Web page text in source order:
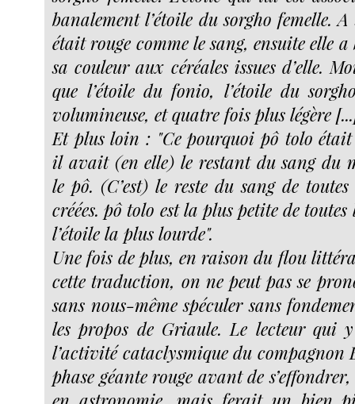
banalement l’étoile du sorgho femelle.
était rouge comme le sang, ensuite elle
sa couleur aux céréales issues d’elle.
que l’étoile du fonio, l’étoile du
volumineuse, et quatre fois plus légère
Et plus loin : "Ce pourquoi pô tolo était
il avait (en elle) le restant du sang du
le pô. (C’est) le reste du sang de toutes
créées. pô tolo est la plus petite de toutes
l’étoile la plus lourde".
Une fois de plus, en raison du flou
cette traduction, on ne peut pas se
sans nous-même spéculer sans
les propos de Griaule. Le lecteur qui
l’activité cataclysmique du
phase géante rouge avant de